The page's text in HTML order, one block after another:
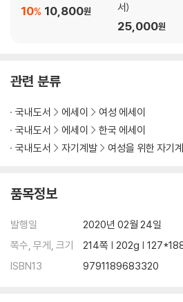
10,800원
10%
서)
25,000원
관련 분류
국내도서 에세이
여성 에세이
국내도서
에세이
한국 에세이
국내도서
자기계발 여성을 위한 자기
품목정보
발행일
2020년 02월 24일
쪽수, 무게, 크기
214쪽 | 202g |
ISBN13
9791189683320